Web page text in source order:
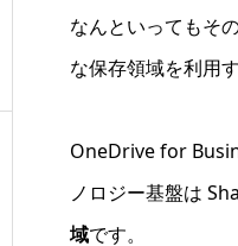
なんといってもそ
な保存領域を利用
OneDrive for
ノロジー基盤は
域です。